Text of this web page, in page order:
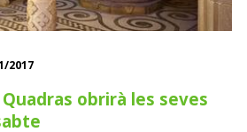
2017
Quadras obrirà les seves